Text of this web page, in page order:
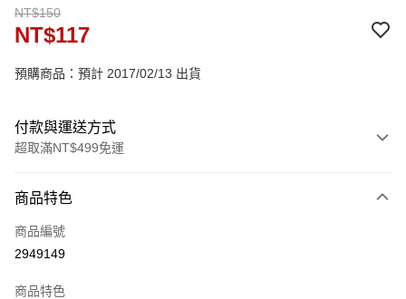
NT$150
NT$117
預購商品：預計 2017/02/13 出貨
付款與運送方式
超取滿NT$499免運
信用卡一次付款
ATM付款
運送方式
商品特色
商品編號
2949149
商品特色